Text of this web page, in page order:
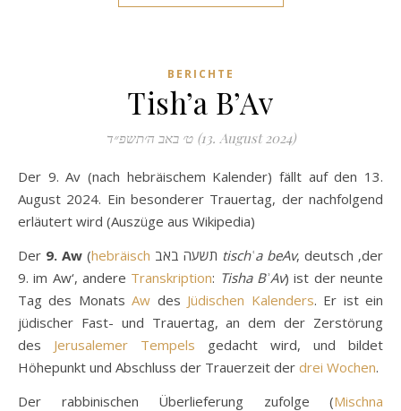
BERICHTE
Tish’a B’Av
ט׳ באב ה׳תשפ״ד (13. August 2024)
Der 9. Av (nach hebräischem Kalender) fällt auf den 13.
August 2024. Ein besonderer Trauertag, der nachfolgend
erläutert wird (Auszüge aus Wikipedia)
Der 9. Aw (hebräisch tischʿa beAv, deutsch ‚der
9. im Aw‘, andere Transkription: Tisha BʾAv) ist der neunte
Tag des MonatsAw des Jüdischen Kalenders. Er ist ein
jüdischer Fast- und Trauertag, an dem der Zerstörung
des Jerusalemer Tempels gedacht wird, und bildet
Höhepunkt und Abschluss der Trauerzeit der drei Wochen.
Der rabbinischen Überlieferung zufolge (Mischna